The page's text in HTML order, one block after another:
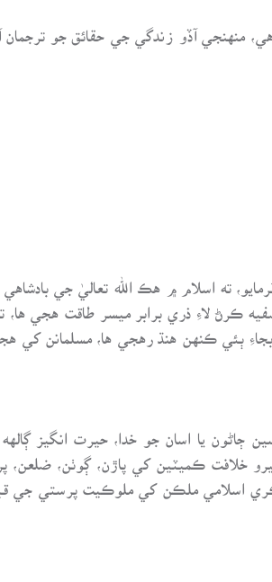
منهنجي آڏو زندگي جي حقائق جو ترجمان
ته اسلام ۾ هڪ الله تعاليٰ جي
ڪرڻ لاءِ ذري برابر ميسر طاقت هجي
ٻئي ڪنهن هنڌ رهجي ها، مسلمانن کي
يا اسان جو خدا، حيرت انگيز
خلافت ڪميٽين کي پاڙن، ڳوٺن، ضلعن،
اسلامي ملڪن کي ملوڪيت پرستي جي